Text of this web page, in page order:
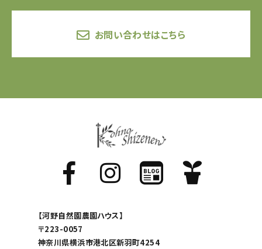
お問い合わせはこちら
【河野自然園農園ハウス】
〒223-0057
神奈川県横浜市港北区新羽町4254